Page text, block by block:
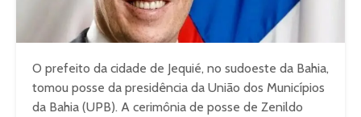
O prefeito da cidade de Jequié, no sudoeste da Bahia,
tomou posse da presidência da União dos Municípios
da Bahia (UPB). A cerimônia de posse de Zenildo